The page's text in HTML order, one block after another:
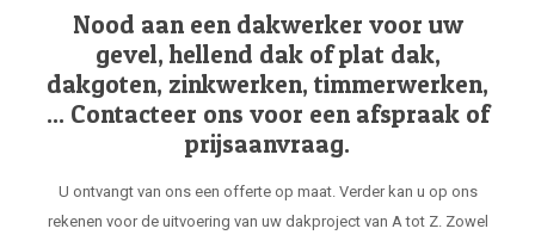
Nood aan een dakwerker voor uw
gevel, hellend dak of plat dak,
dakgoten, zinkwerken, timmerwerken,
... Contacteer ons voor een afspraak of
prijsaanvraag.
U ontvangt van ons een offerte op maat. Verder kan u op ons
rekenen voor de uitvoering van uw dakproject van A tot Z. Zowel